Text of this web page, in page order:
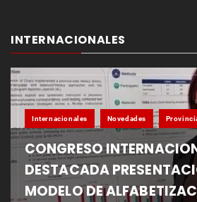
INTERNACIONALES
Internacionales Novedades
CONGRESO
DESTACADA
MODELO DE